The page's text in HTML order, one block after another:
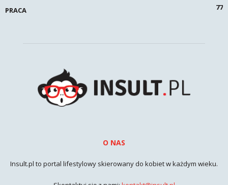
PRACA
77
O NAS
Insult.pl to portal lifestylowy skierowany do kobiet w każdym wieku.